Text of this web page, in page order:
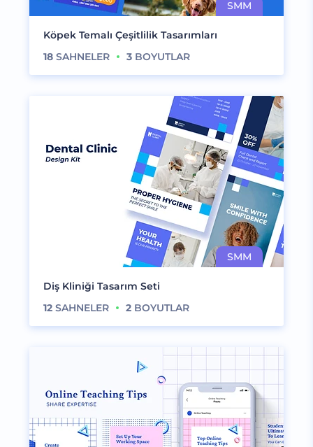
Köpek Temalı Çeşitlilik Tasarımları
18 SAHNELER 3 BOYUTLAR
Diş Kliniği Tasarım Seti
12 SAHNELER 2 BOYUTLAR